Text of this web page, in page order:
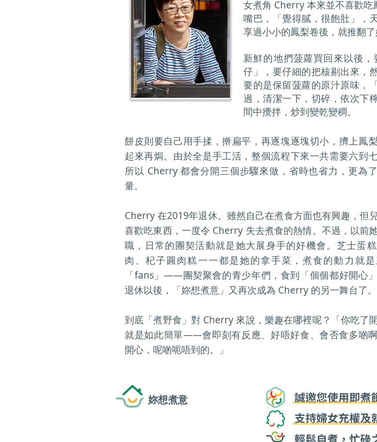
女煮角 Cherry 本來並不喜歡
嘴巴，「覺得膩，很飽肚」，
享過小小的鳳梨卷後，就推翻
新鮮的地捫菠蘿買回來以後
仔」，要仔細的把核剔出來，
要的是保留菠蘿的原汁原味，
過，清潔一下，切碎，依次下
間中攪拌，炒到變乾變稠。
餅皮則要自己用手揉，擀扁平，再逐塊逐塊切小，擠上鳳
起來再焗。由於全是手工活，整個流程下來一共需要六到
所以 Cherry 都會分開三個步驟來做，省時也省力，更為
量。
Cherry 在2019年退休。雖然自己在煮食方面也有興趣，但
喜歡吃東西，一度令 Cherry 失去煮食的熱情。不過，以前
職，日常的團契活動就是她大展身手的好機會。芝士蛋
肉、杞子圓肉糕一一都是她的拿手菜，煮食的動力就
「fans」——團契聚會的青少年們，食到「個個都好開心
退休以後，「妳想煮意」又再次成為 Cherry 的另一舞台了。
到底「煮野食」對 Cherry 來說，樂趣在哪裡呢？「你吃了
就是如此簡單——會即刻有反應、好唔好食、會否食多啲
開心，呢啲呃唔到的。」
妳想煮意